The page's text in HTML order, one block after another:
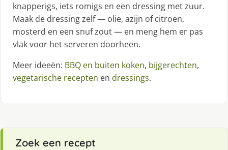
knapperigs, iets romigs en een dressing met zuur.
Maak de dressing zelf — olie, azijn of citroen,
mosterd en een snuf zout — en meng hem er pas
vlak voor het serveren doorheen.
Meer ideeën: BBQ en buiten koken, bijgerechten,
vegetarische recepten en dressings.
Zoek een recept